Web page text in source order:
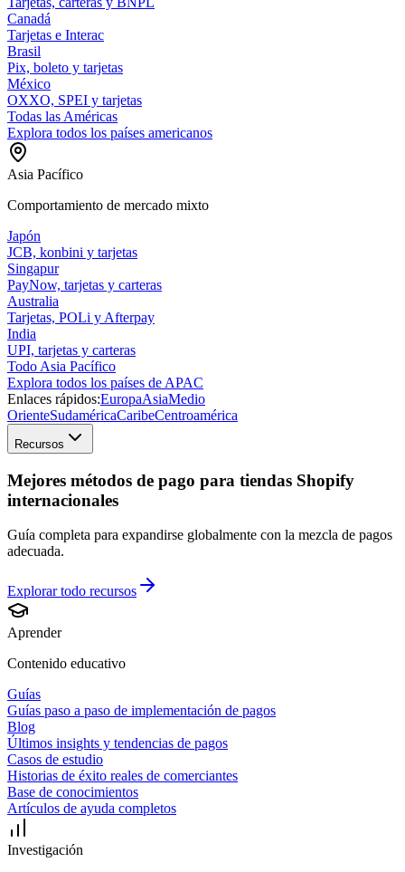
Canadá
Tarjetas e Interac
Brasil
Pix, boleto y tarjetas
México
OXXO, SPEI y tarjetas
Todas las Américas
Explora todos los países americanos
Asia Pacífico
Comportamiento de mercado mixto
Japón
JCB, konbini y tarjetas
Singapur
PayNow, tarjetas y carteras
Australia
Tarjetas, POLi y Afterpay
India
UPI, tarjetas y carteras
Todo Asia Pacífico
Explora todos los países de APAC
Enlaces rápidos:EuropaAsiaMedio
OrienteSudaméricaCaribeCentroamérica
Recursos
Mejores métodos de pago para tiendas Shopify
internacionales
Guía completa para expandirse globalmente con la mezcla de pagos
adecuada.
Explorar todo recursos
Aprender
Contenido educativo
Guías
Guías paso a paso de implementación de pagos
Blog
Últimos insights y tendencias de pagos
Casos de estudio
Historias de éxito reales de comerciantes
Base de conocimientos
Artículos de ayuda completos
Investigación